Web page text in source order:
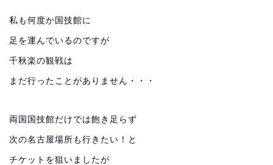
私も何度か国技館に
足を運んでいるのですが
千秋楽の観戦は
まだ行ったことがありません・・・
両国国技館だけでは飽き足らず
次の名古屋場所も行きたい！と
チケットを狙いましたが